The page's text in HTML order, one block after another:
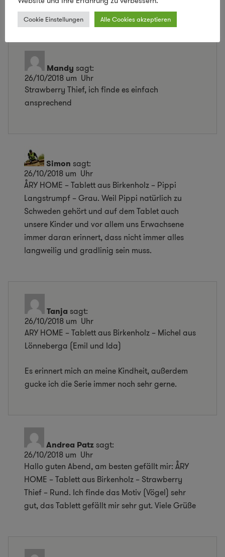
Vielen lieben Dank für die tolle Gewinnchance ❤
Mandy sagt:
26/10/2018 um Uhr
Strawberry Thief, ich finde es einfach
ansprechend
Simon sagt:
26/10/2018 um Uhr
ÅRY HOME – Tablett aus Birkenholz – Pippi
Langstrumpf – Grau. Weil Pippi natürlich zu
Schweden gehört und auf dem Tablet auch
unsere Kinder und vor allem uns Erwachsene
immer daran erinnert, dass nicht immer alles
langweilig und gradlinig sein muss.
Tanja sagt:
26/10/2018 um Uhr
ARY HOME – Tablett aus Birkenholz – Michel aus
Lönneberga (Emil und Ida)
Es erinnert mich an meine Kindheit, außerdem
gucke ich die Serie immer noch sehr gerne.
Andrea Patzsagt:
26/10/2018 um Uhr
Hallo guten Abend, am besten gefällt mir: ÅRY
HOME – Tablett aus Birkenholz – Strawberry
Thief – Rund. Ich finde das Motiv (Vögel) sehr
gut, das Tablett gefällt mir sehr gut. Viele Grüße
Cookie Einstellungen Alle Cookies akzeptieren